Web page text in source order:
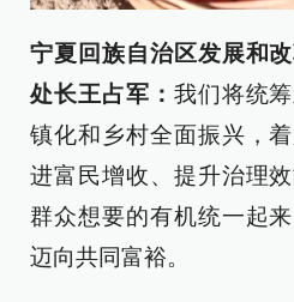
宁夏回族自治区发展和
处长王占军： 我们将统
镇化和乡村全面振兴，
进富民增收、提升治理
群众想要的有机统一起
迈向共同富裕。